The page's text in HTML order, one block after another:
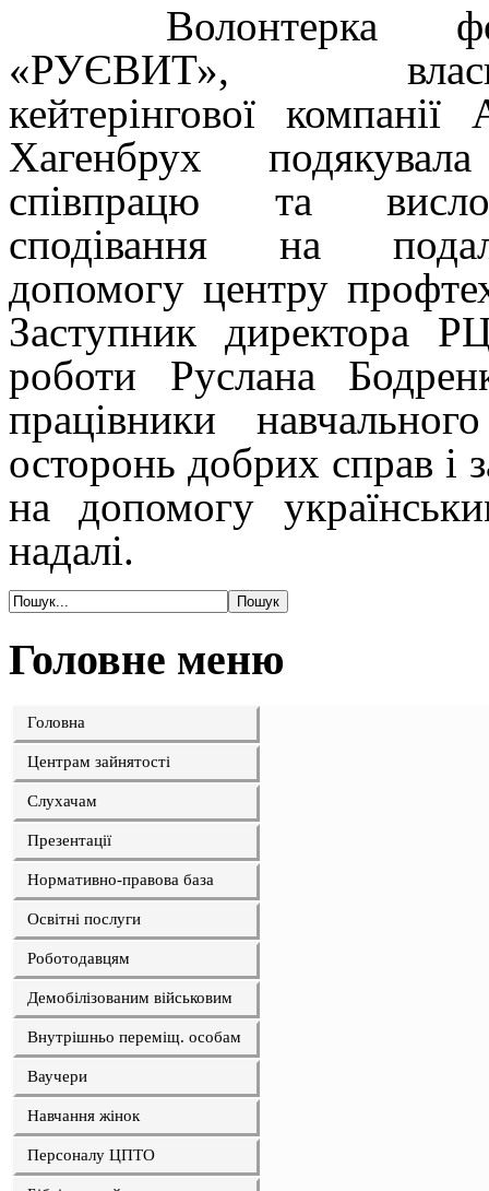
Волонтерка
«РУЄВИТ»,
кейтерінгової компанії
Хагенбрух
співпрацю та
сподівання на
допомогу центру
Заступник директора
роботи Руслана
працівники
осторонь добрих справ і
на допомогу
надалі.
Головне меню
Головна
Центрам зайнятості
Слухачам
Презентації
Нормативно-правова база
Освітні послуги
Роботодавцям
Демобілізованим військовим
Внутрішньо переміщ. особам
Ваучери
Навчання жінок
Персоналу ЦПТО